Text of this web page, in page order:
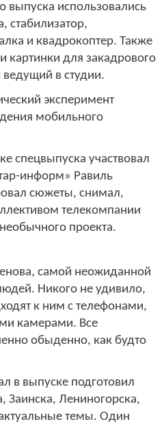
выпуска использовались
стабилизатор,
и квадрокоптер. Также
картинки для закадрового
ведущий в студии.
эксперимент
мобильного
спецвыпуска участвовал
информ» Равиль
сюжеты, снимал,
телекомпании
проекта.
самой неожиданной
Никого не удивило,
к ним с телефонами,
камерами. Все
обыденно, как будто
в выпуске подготовил
Заинска, Лениногорска,
темы. Один